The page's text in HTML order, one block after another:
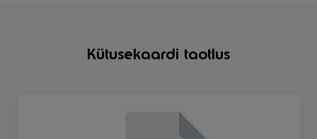
Kütusekaardi taotlus